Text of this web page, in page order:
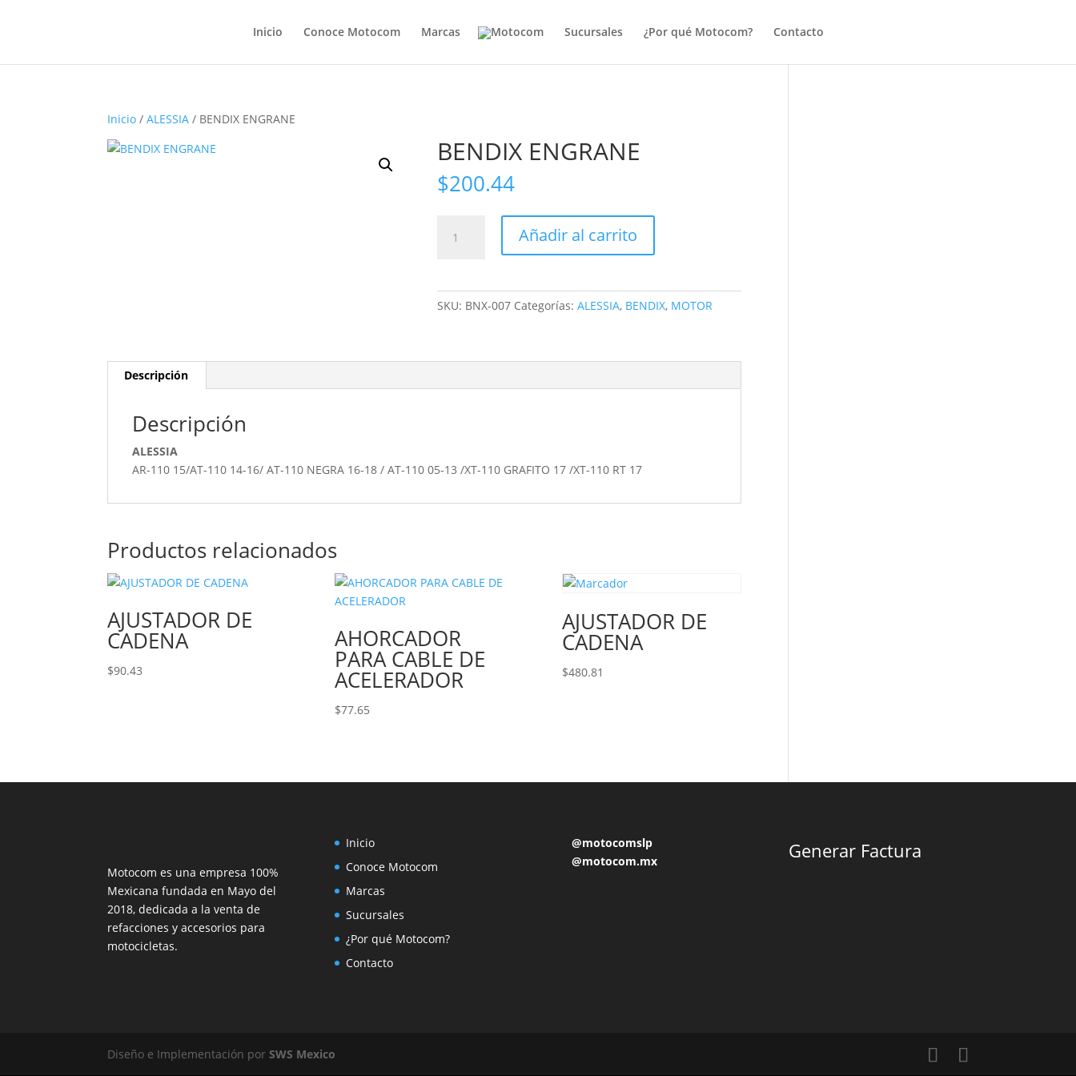
Inicio Conoce Motocom Marcas Sucursales ¿Por qué Motocom? Contacto
Inicio /ALESSIA / BENDIX ENGRANE
BENDIX ENGRANE
$200.44
ENGRANE
Añadir al carrito
SKU: BNX-007 Categorías:ALESSIA, BENDIX, MOTOR
Descripción
Descripción
ALESSIA
AR-110 15/AT-110 14-16/ AT-110 NEGRA 16-18 / AT-110 05-13 /XT-110 GRAFITO 17 /XT-110 RT 17
Productos relacionados
AJUSTADOR DE
CADENA
$90.43
AHORCADOR
PARA CABLE DE
ACELERADOR
$77.65
AJUSTADOR DE
CADENA
$480.81
Motocom es una empresa 100%
Mexicana fundada en Mayo del
2018, dedicada a la venta de
refacciones y accesorios para
motocicletas.
Inicio
Conoce Motocom
Marcas
Sucursales
¿Por qué Motocom?
Contacto
@motocomslp
@motocom.mx
Generar Factura
Diseño e Implementación porSWS Mexico